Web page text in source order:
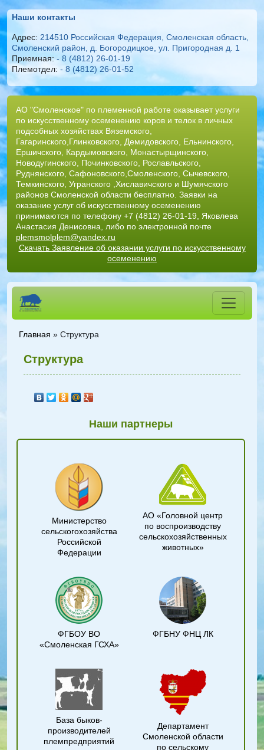
Наши контакты
Адрес: 214510 Российская Федерация, Смоленская область,
Смоленский район, д. Богородицкое, ул. Пригородная д. 1
Приемная:- 8 (4812) 26-01-19
Племотдел: - 8 (4812) 26-01-52
АО "Смоленское" по племенной работе оказывает услуги
по искусственному осеменению коров и телок в личных
подсобных хозяйствах Вяземского,
Гагаринского,Глинковского, Демидовского, Ельнинского,
Ершичского, Кардымовского, Монастырщинского,
Новодугинского, Починковского, Рославльского,
Руднянского, Сафоновского,Смоленского, Сычевского,
Темкинского, Угранского ,Хиславичского и Шумячского
районов Смоленской области бесплатно. Заявки на
оказание услуг об искусственному осеменению
принимаются по телефону +7 (4812) 26-01-19, Яковлева
Анастасия Денисовна, либо по электронной почте
plemsmolplem@yandex.ru
Скачать Заявление об оказании услуги по искусственному
осеменению
Главная » Структура
Структура
Наши партнеры
Министерство
сельскогохозяйства
Российской
Федерации
АО «Головной центр
по воспроизводству
сельскохозяйственных
животных»
ФГБОУ ВО
«Смоленская ГСХА»
ФГБНУ ФНЦ ЛК
База быков-
производителей
племпредприятий
Департамент
Смоленской области
по сельскому